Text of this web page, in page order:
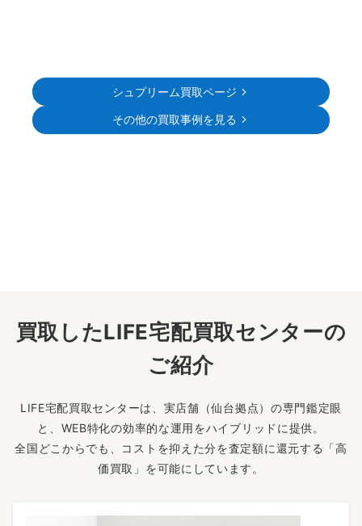
シュプリーム買取ページ
その他の買取事例を見る
買取したLIFE宅配買取センターの
ご紹介
LIFE宅配買取センターは、実店舗（仙台拠点）の専門鑑定眼
と、WEB特化の効率的な運用をハイブリッドに提供。
全国どこからでも、コストを抑えた分を査定額に還元する「高
価買取」を可能にしています。